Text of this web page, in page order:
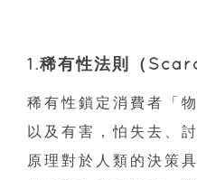
1.稀有性法則（
稀有性鎖定消費者「
以及有害，怕失去、
原理對於人類的決策